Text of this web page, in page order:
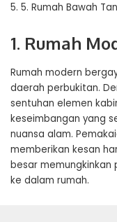
5. 5. Rumah Bawah
1. Rumah
Rumah modern
daerah perbukitan.
sentuhan elemen
keseimbangan yang
nuansa alam.
memberikan kesan
besar memungkinkan
ke dalam rumah.